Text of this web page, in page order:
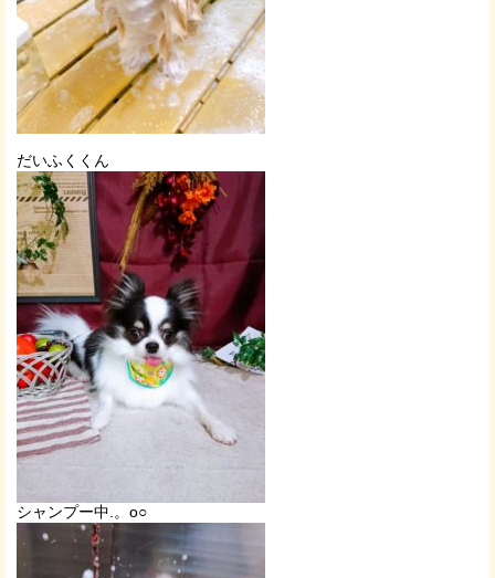
だいふくくん
シャンプー中.。o○